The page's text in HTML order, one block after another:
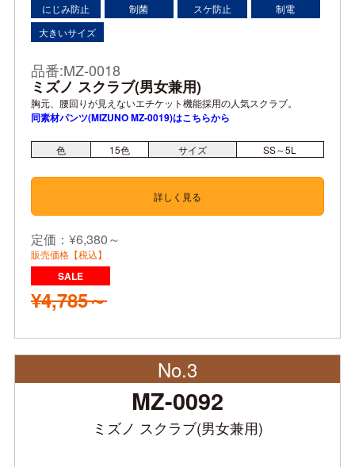
にじみ防止
制菌 スケ防止
制電
大きいサイズ
品番:MZ-0018
ミズノ スクラブ(男女兼用)
胸元、腰回りが見えないエチケット機能採用の人気スクラブ。
同素材パンツ(MIZUNO MZ-0019)はこちらから
色 15色 サイズ SS～5L
詳しく見る
定価：¥6,380～
販売価格【税込】
¥4,785～
No.3
MZ-0092
ミズノ スクラブ(男女兼用)